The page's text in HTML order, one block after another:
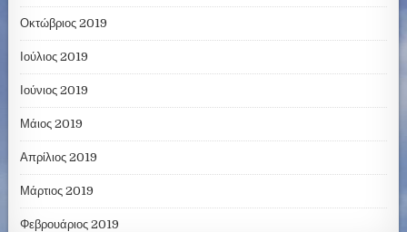
Οκτώβριος 2019
Ιούλιος 2019
Ιούνιος 2019
Μάιος 2019
Απρίλιος 2019
Μάρτιος 2019
Φεβρουάριος 2019